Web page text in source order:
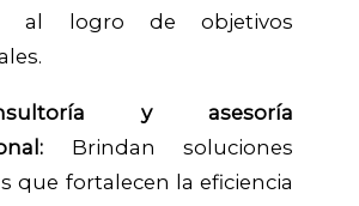
al logro de objetivos
y asesoría
Brindan soluciones
que fortalecen la eficiencia